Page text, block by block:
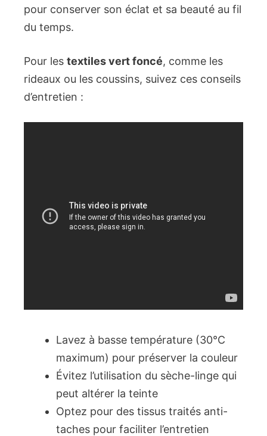
pour conserver son éclat et sa beauté au fil
du temps.
Pour les textiles vert foncé, comme les
rideaux ou les coussins, suivez ces conseils
d’entretien :
Lavez à basse température (30°C
maximum) pour préserver la couleur
Évitez l’utilisation du sèche-linge qui
peut altérer la teinte
Optez pour des tissus traités anti-
taches pour faciliter l’entretien